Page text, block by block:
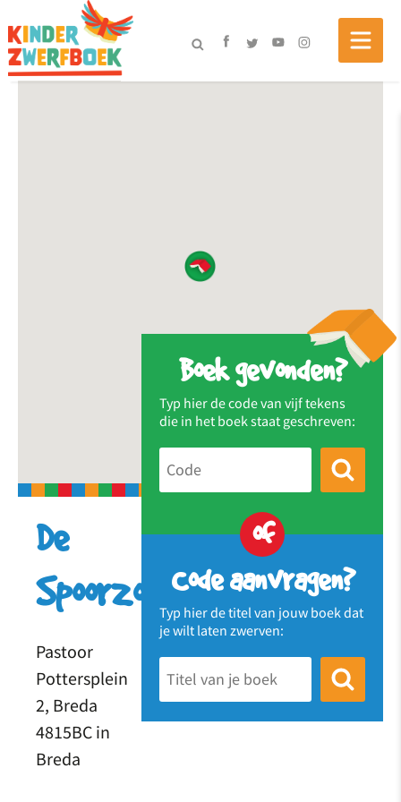
Boek gevonden?
Typ hier de code van vijf tekens
die in het boek staat geschreven:
of
Code aanvragen?
Typ hier de titel van jouw boek dat
je wilt laten zwerven:
De
Spoorzoeker
Pastoor
Pottersplein
2, Breda
4815BC in
Breda